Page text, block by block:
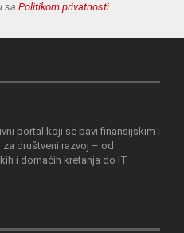
sa Politikom privatnosti.
portal koji se bavi finansijskim i
društveni razvoj – od
i domaćih kretanja do IT